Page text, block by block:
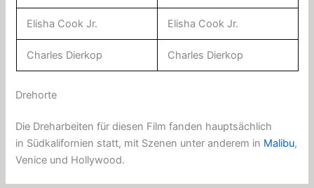
Elisha Cook Jr. Elisha Cook Jr.
Charles Dierkop Charles Dierkop
Drehorte
Die Dreharbeiten für diesen Film fanden hauptsächlich
in Südkalifornien statt, mit Szenen unter anderem in Malibu,
Venice und Hollywood.